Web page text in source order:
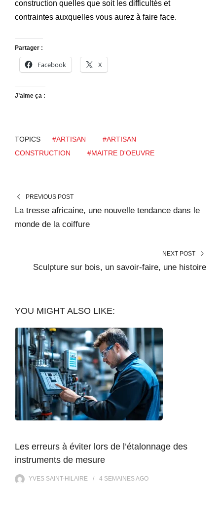
construction quelles que soit les difficultés et
contraintes auxquelles vous aurez à faire face.
Partager :
Facebook X
J’aime ça :
TOPICS #ARTISAN
#ARTISAN
CONSTRUCTION
#MAITRE D'OEUVRE
PREVIOUS POST
La tresse africaine, une nouvelle tendance dans le
monde de la coiffure
NEXT POST
Sculpture sur bois, un savoir-faire, une histoire
YOU MIGHT ALSO LIKE:
Les erreurs à éviter lors de l’étalonnage des
instruments de mesure
YVES SAINT-HILAIRE 4 SEMAINESAGO